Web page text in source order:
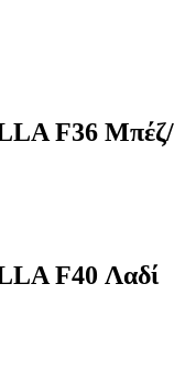
F36 Μπέζ/
F40 Λαδί